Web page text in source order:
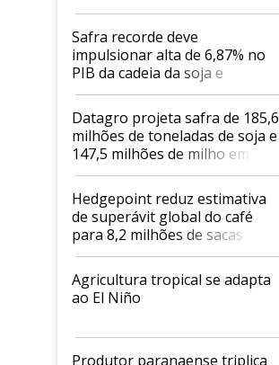
Safra recorde deve
impulsionar alta de 6,87% no
PIB da cadeia da soja e
biodiesel em 2026
Datagro projeta safra de 185,6
milhões de toneladas de soja e
147,5 milhões de milho em
2026/27
Hedgepoint reduz estimativa
de superávit global do café
para 8,2 milhões de sacas
Agricultura tropical se adapta
ao El Niño
Produtor paranaense triplica